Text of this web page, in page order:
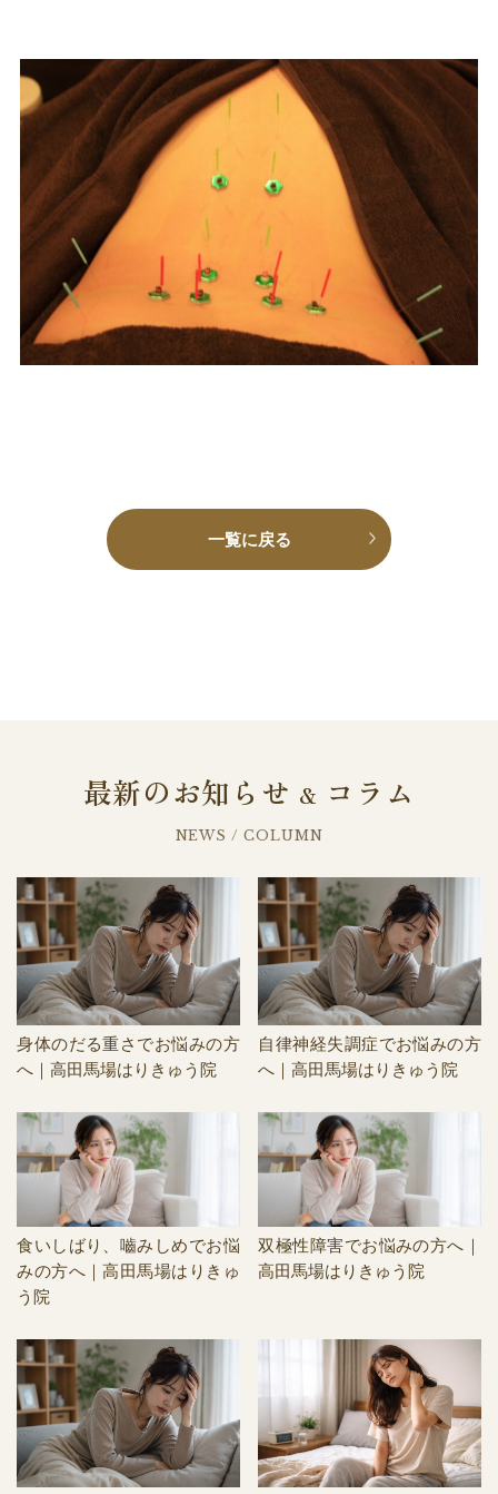
一覧に戻る
最新のお知らせ & コラム
NEWS / COLUMN
身体のだる重さでお悩みの方
へ｜高田馬場はりきゅう院
自律神経失調症でお悩みの方
へ｜高田馬場はりきゅう院
食いしばり、嚙みしめでお悩
みの方へ｜高田馬場はりきゅ
う院
双極性障害でお悩みの方へ｜
高田馬場はりきゅう院